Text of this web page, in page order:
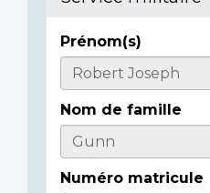
Informations
sur
l'individu
Prénom(s)
Nom de famille
Numéro matricule